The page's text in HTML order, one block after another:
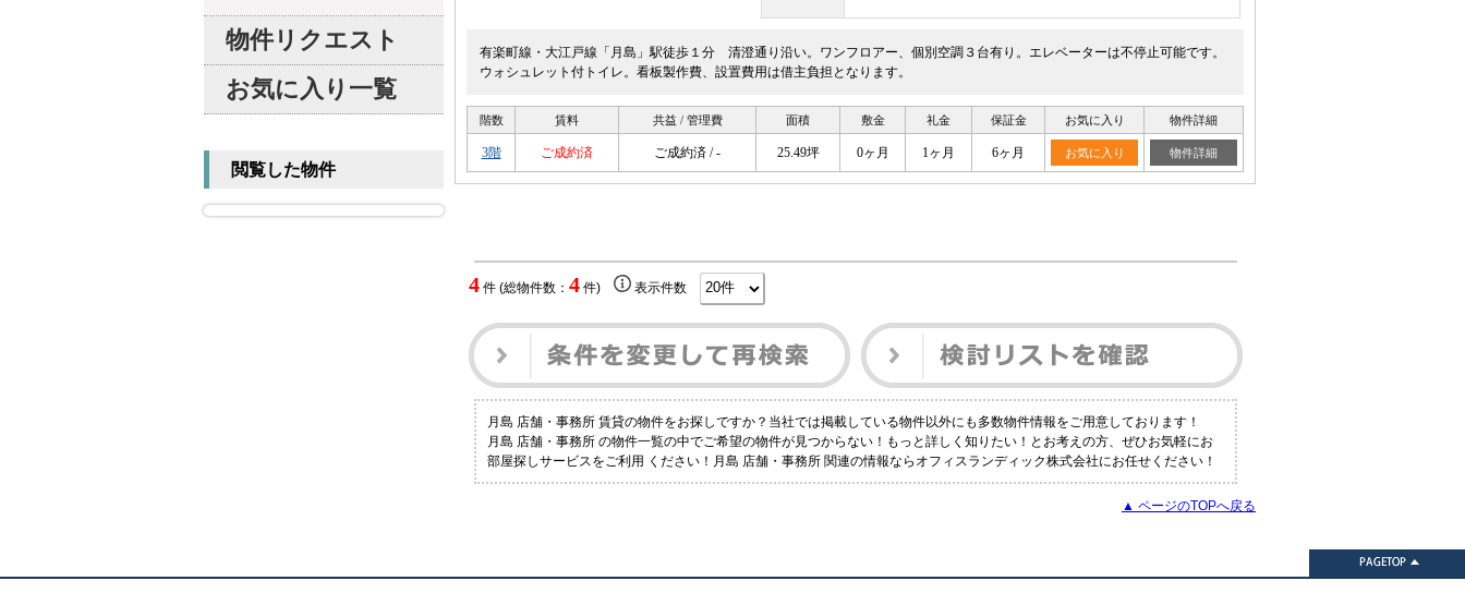
有楽町線・大江戸線「月島」駅徒歩１分 清澄通り沿い。ワンフロアー、個別空調３台有り。エレベーターは不停止可能です。
ウォシュレット付トイレ。看板製作費、設置費用は借主負担となります。
階数 賃料 共益 / 管理費 面積 敷金 礼金 保証金 お気に入り 物件詳細
3階 ご成約済 ご成約済 / - 25.49坪 0ヶ月 1ヶ月 6ヶ月 お気に入り 物件詳細
4件 (総物件数： 4件) 表示件数
月島 店舗・事務所 賃貸の物件をお探しですか？当社では掲載している物件以外にも多数物件情報をご用意しております！
月島 店舗・事務所 の物件一覧の中でご希望の物件が見つからない！もっと詳しく知りたい！とお考えの方、ぜひお気軽にお
部屋探しサービスをご利用 ください！月島 店舗・事務所 関連の情報ならオフィスランディック株式会社にお任せください！
▲ ページのTOPへ戻る
物件リクエスト
お気に入り一覧
閲覧した物件